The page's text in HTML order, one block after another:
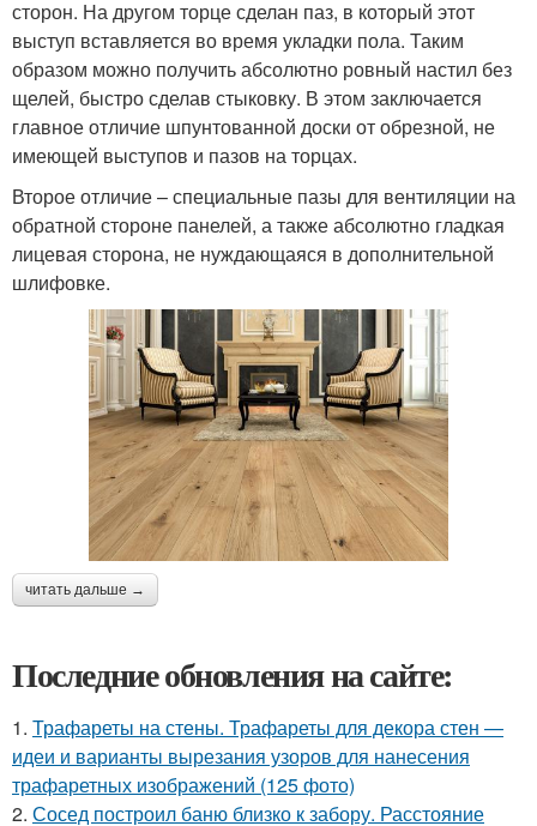
сторон. На другом торце сделан паз, в который этот
выступ вставляется во время укладки пола. Таким
образом можно получить абсолютно ровный настил без
щелей, быстро сделав стыковку. В этом заключается
главное отличие шпунтованной доски от обрезной, не
имеющей выступов и пазов на торцах.
Второе отличие – специальные пазы для вентиляции на
обратной стороне панелей, а также абсолютно гладкая
лицевая сторона, не нуждающаяся в дополнительной
шлифовке.
читать дальше →
Последние обновления на сайте:
1. Трафареты на стены. Трафареты для декора стен —
идеи и варианты вырезания узоров для нанесения
трафаретных изображений (125 фото)
2. Сосед построил баню близко к забору. Расстояние